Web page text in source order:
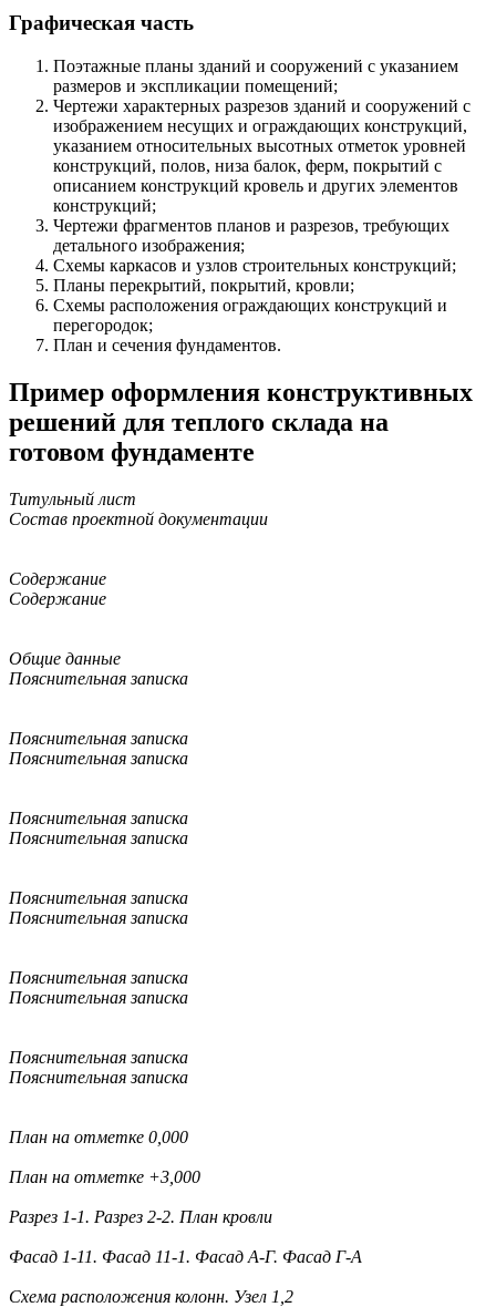
Графическая часть
Поэтажные планы зданий и сооружений с указанием
размеров и экспликации помещений;
Чертежи характерных разрезов зданий и сооружений с
изображением несущих и ограждающих конструкций,
указанием относительных высотных отметок уровней
конструкций, полов, низа балок, ферм, покрытий с
описанием конструкций кровель и других элементов
конструкций;
Чертежи фрагментов планов и разрезов, требующих
детального изображения;
Схемы каркасов и узлов строительных конструкций;
Планы перекрытий, покрытий, кровли;
Схемы расположения ограждающих конструкций и
перегородок;
План и сечения фундаментов.
Пример оформления конструктивных
решений для теплого склада на
готовом фундаменте
Титульный лист
Состав проектной документации
Содержание
Содержание
Общие данные
Пояснительная записка
Пояснительная записка
Пояснительная записка
Пояснительная записка
Пояснительная записка
Пояснительная записка
Пояснительная записка
Пояснительная записка
Пояснительная записка
Пояснительная записка
Пояснительная записка
План на отметке 0,000
План на отметке +3,000
Разрез 1-1. Разрез 2-2. План кровли
Фасад 1-11. Фасад 11-1. Фасад А-Г. Фасад Г-А
Схема расположения колонн. Узел 1,2